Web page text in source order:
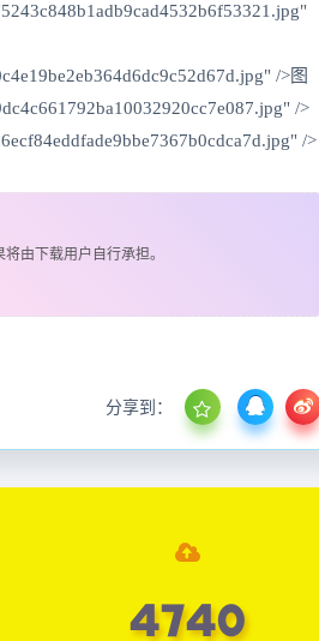
/>图
/>
/>
由下载用户自行承担。
分享到：
4765